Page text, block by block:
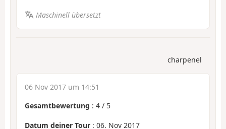
Maschinell übersetzt
charpenel
06 Nov 2017 um 14:51
Gesamtbewertung : 4 / 5
Datum deiner Tour : 06. Nov 2017